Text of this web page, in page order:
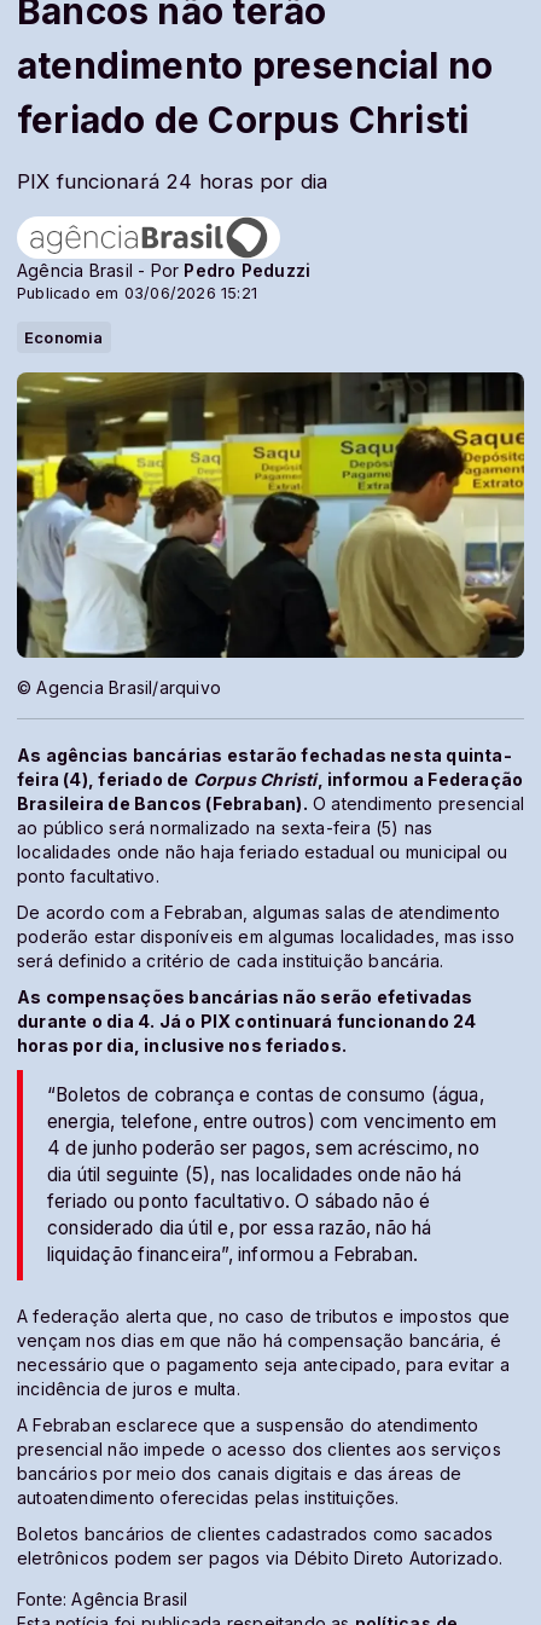
Bancos não terão
atendimento presencial no
feriado de Corpus Christi
PIX funcionará 24 horas por dia
Agência Brasil - Por Pedro Peduzzi
Publicado em 03/06/2026 15:21
Economia
© Agencia Brasil/arquivo
As agências bancárias estarão fechadas nesta quinta-
feira (4), feriado de Corpus Christi, informou a Federação
Brasileira de Bancos (Febraban). O atendimento presencial
ao público será normalizado na sexta-feira (5) nas
localidades onde não haja feriado estadual ou municipal ou
ponto facultativo.
De acordo com a Febraban, algumas salas de atendimento
poderão estar disponíveis em algumas localidades, mas isso
será definido a critério de cada instituição bancária.
As compensações bancárias não serão efetivadas
durante o dia 4. Já o PIX continuará funcionando 24
horas por dia, inclusive nos feriados.
“Boletos de cobrança e contas de consumo (água,
energia, telefone, entre outros) com vencimento em
4 de junho poderão ser pagos, sem acréscimo, no
dia útil seguinte (5), nas localidades onde não há
feriado ou ponto facultativo. O sábado não é
considerado dia útil e, por essa razão, não há
liquidação financeira”, informou a Febraban.
A federação alerta que, no caso de tributos e impostos que
vençam nos dias em que não há compensação bancária, é
necessário que o pagamento seja antecipado, para evitar a
incidência de juros e multa.
A Febraban esclarece que a suspensão do atendimento
presencial não impede o acesso dos clientes aos serviços
bancários por meio dos canais digitais e das áreas de
autoatendimento oferecidas pelas instituições.
Boletos bancários de clientes cadastrados como sacados
eletrônicos podem ser pagos via Débito Direto Autorizado.
Fonte: Agência Brasil